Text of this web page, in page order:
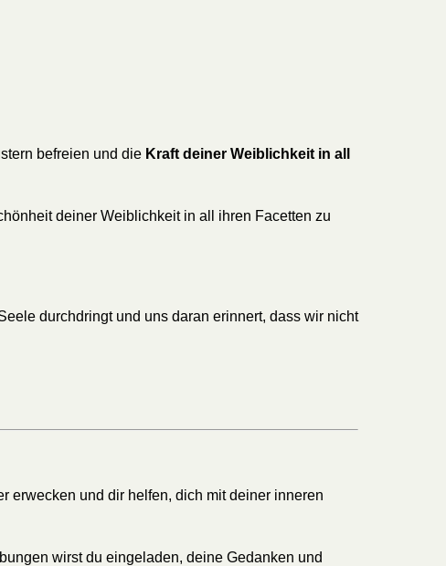
befreien und die Kraft deiner Weiblichkeit in all
deiner Weiblichkeit in all ihren Facetten zu
durchdringt und uns daran erinnert, dass wir nicht
erwecken und dir helfen, dich mit deiner inneren
wirst du eingeladen, deine Gedanken und